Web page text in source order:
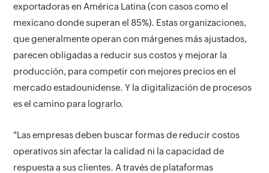
exportadoras en América Latina (con casos como el
mexicano donde superan el 85%). Estas organizaciones,
que generalmente operan con márgenes más ajustados,
parecen obligadas a reducir sus costos y mejorar la
producción, para competir con mejores precios en el
mercado estadounidense. Y la digitalización de procesos
es el camino para lograrlo.
"Las empresas deben buscar formas de reducir costos
operativos sin afectar la calidad ni la capacidad de
respuesta a sus clientes. A través de plataformas